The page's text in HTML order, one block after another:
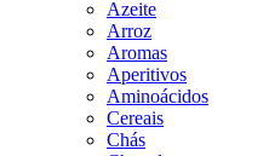
Azeite
Arroz
Aromas
Aperitivos
Aminoácidos
Cereais
Chás